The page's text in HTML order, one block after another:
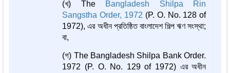
(খ) The Bangladesh Shilpa Rin
Sangstha Order, 1972 (P. O. No. 128 of
1972), এর অধীন প্রতিষ্ঠিত বাংলাদেশ শিল্প ঋণ সংস্থা;
বা,
(গ) The Bangladesh Shilpa Bank Order.
1972 (P. O. No. 129 of 1972) এর অধীন